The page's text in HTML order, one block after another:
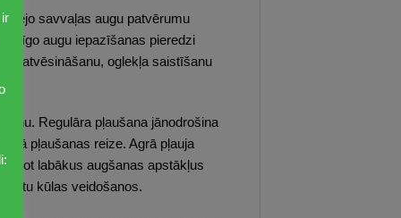
savvaļas augu patvērumu
augu iepazīšanas pieredzi
atvēsināšanu, oglekļa saistīšanu
Regulāra pļaušana jānodrošina
pļaušanas reize. Agrā pļauja
labākus augšanas apstākļus
kūlas veidošanos.